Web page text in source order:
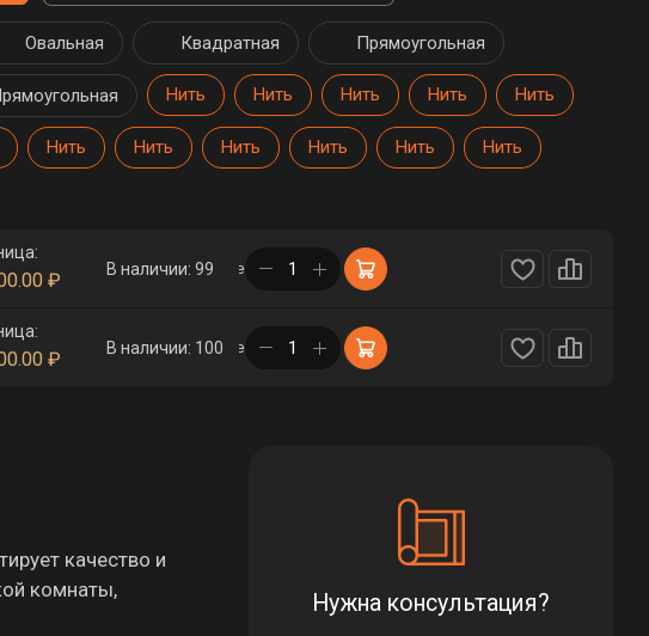
Овальная Квадратная Прямоугольная
Нить Нить Нить Нить Нить
Нить Нить Нить Нить Нить Нить
₽
В наличии: 99
в корзине
₽
В наличии: 100
в корзине
качество и
комнаты,
Нужна консультация?